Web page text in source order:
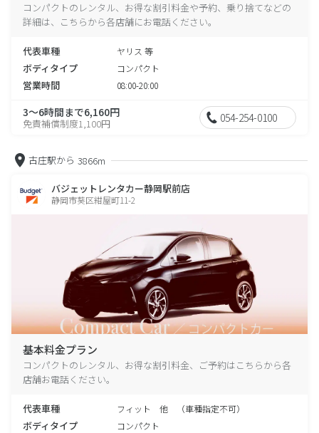
コンパクトのレンタル、お得な割引料金や予約、乗り捨てなどの
詳細は、こちらから各店舗にお電話ください。
代表車種 ヤリス 等
ボディタイプ コンパクト
営業時間 08:00-20:00
3～6時間まで6,160円
免責補償制度1,100円 054-254-0100
古庄駅から 3866m
バジェットレンタカー静岡駅前店
静岡市葵区紺屋町11-2
基本料金プラン
コンパクトのレンタル、お得な割引料金、ご予約はこちらから各
店舗お電話ください。
代表車種 フィット 他 （車種指定不可）
ボディタイプ コンパクト